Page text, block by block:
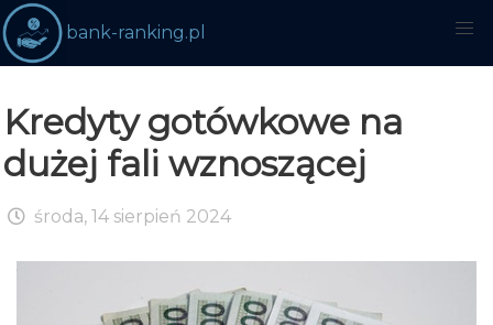
bank-ranking.pl
Kredyty gotówkowe na
dużej fali wznoszącej
środa, 14 sierpień 2024